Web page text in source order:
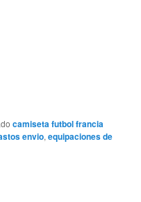
camiseta futbol francia
envio,equipaciones de